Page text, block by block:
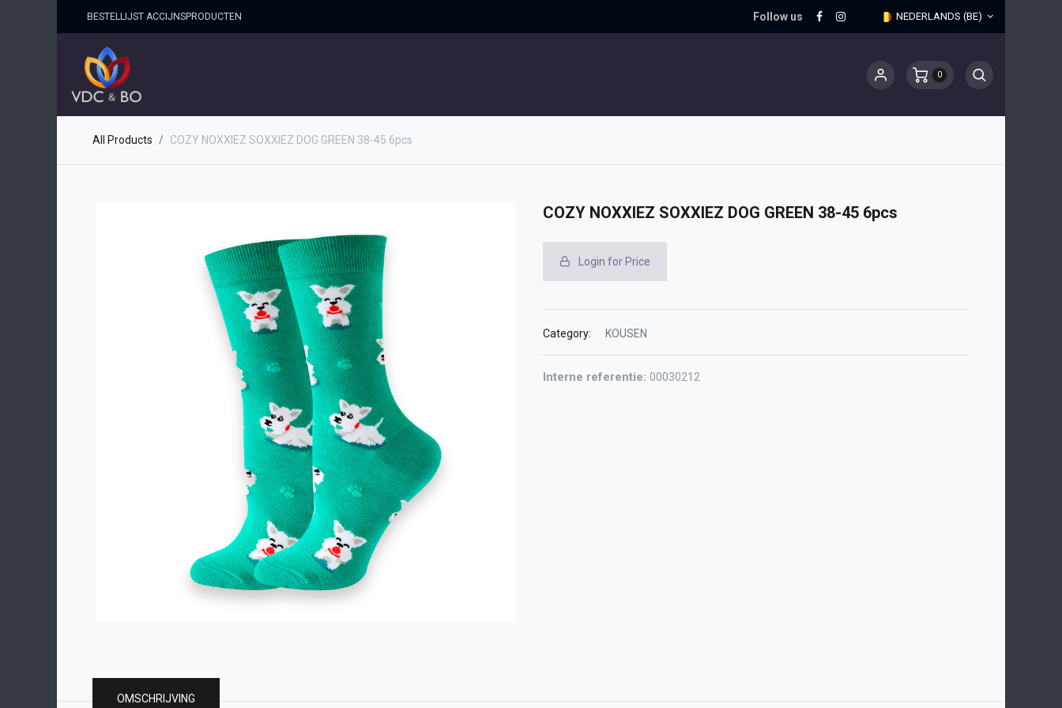
BESTELLIJST ACCIJNSPRO​DUCTEN Follow us NEDERLANDS (BE)
0
All Products COZY NOXXIEZ SOXXIEZ DOG GREEN 38-45 6pcs
COZY NOXXIEZ SOXXIEZ DOG GREEN 38-45 6pcs
Login for Price
Category: KOUSEN
Interne referentie: 00030212
OMSCHRIJVING